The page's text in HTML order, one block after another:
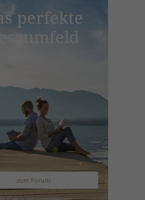
perfekte
zum Forum